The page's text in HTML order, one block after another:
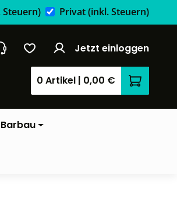
Steuern) Privat(inkl. Steuern)
Jetzt einloggen
0 Artikel | 0,00 €